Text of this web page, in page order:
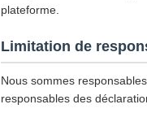
plateforme.
Limitation de
Nous sommes
responsables des